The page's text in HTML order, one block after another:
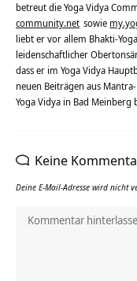
betreut die Yoga Vidya
community.net sowie
liebt er vor allem Bhakti-
leidenschaftlicher
dass er im Yoga Vidya
neuen Beiträgen aus
Yoga Vidya in Bad Meinberg
Keine
Deine E-Mail-Adresse wird nicht